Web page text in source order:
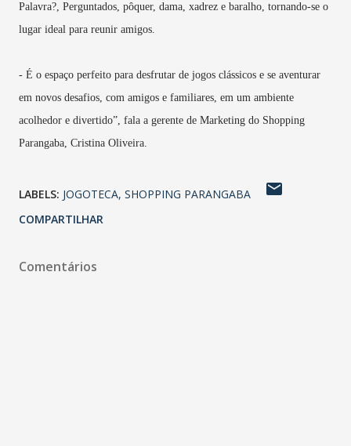
Palavra?, Perguntados, pôquer, dama, xadrez e baralho, tornando-se o
lugar ideal para reunir amigos.
- É o espaço perfeito para desfrutar de jogos clássicos e se aventurar
em novos desafios, com amigos e familiares, em um ambiente
acolhedor e divertido”, fala a gerente de Marketing do Shopping
Parangaba, Cristina Oliveira.
LABELS: JOGOTECA SHOPPING PARANGABA
COMPARTILHAR
Comentários